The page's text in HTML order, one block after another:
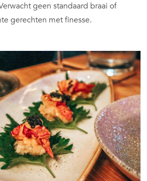
geen standaard braai of
gerechten met finesse.